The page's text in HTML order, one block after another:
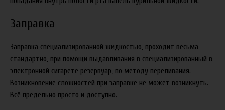
Заправка
Заправка специализированной жидкостью, проходит весьма
стандартно, при помощи выдавливания в специализированный в
электронной сигарете резервуар, по методу переливания.
Возникновение сложностей при заправке не может возникнуть.
Всё предельно просто и доступно.